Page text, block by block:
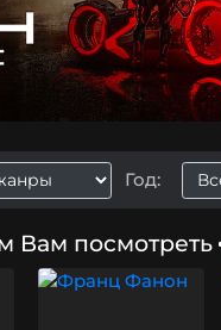
Год:
Вам посмотреть